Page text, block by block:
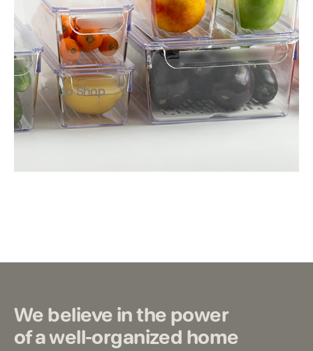
Go to Shop
We believe in the power
of a well-organized home